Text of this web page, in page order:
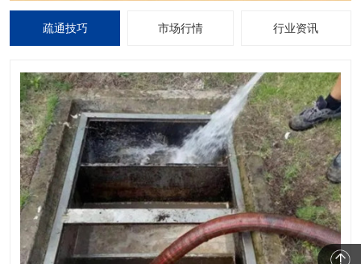
疏通技巧 市场行情 行业资讯